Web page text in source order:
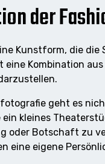
der
Kunstform, die
eine Kombination
geht es
kleines
oder Botschaft zu
eine eigene